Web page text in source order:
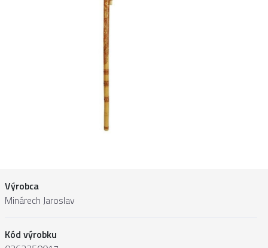
Výrobca
Minárech Jaroslav
Kód výrobku